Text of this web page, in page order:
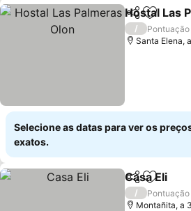
Partilhar
Hostal Las
/
Santa Elena,
Selecione as datas para ver os
exatos.
Partilhar
Casa Eli
/
Montañita, a